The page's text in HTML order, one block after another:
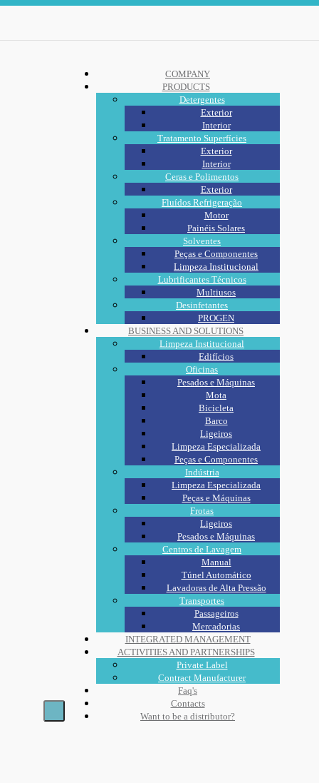
COMPANY
PRODUCTS
Detergentes
Exterior
Interior
Tratamento Superfícies
Exterior
Interior
Ceras e Polimentos
Exterior
Fluídos Refrigeração
Motor
Painéis Solares
Solventes
Peças e Componentes
Limpeza Institucional
Lubrificantes Técnicos
Multiusos
Desinfetantes
PROGEN
BUSINESS AND SOLUTIONS
Limpeza Institucional
Edifícios
Oficinas
Pesados e Máquinas
Mota
Bicicleta
Barco
Ligeiros
Limpeza Especializada
Peças e Componentes
Indústria
Limpeza Especializada
Peças e Máquinas
Frotas
Ligeiros
Pesados e Máquinas
Centros de Lavagem
Manual
Túnel Automático
Lavadoras de Alta Pressão
Transportes
Passageiros
Mercadorias
INTEGRATED MANAGEMENT
ACTIVITIES AND PARTNERSHIPS
Private Label
Contract Manufacturer
Faq's
Contacts
Want to be a distributor?